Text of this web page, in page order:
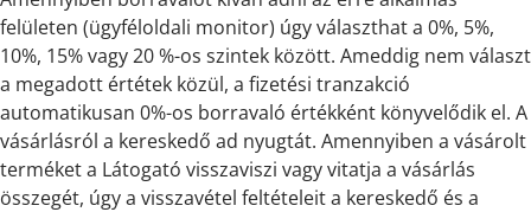
felületen (ügyféloldali monitor) úgy választhat a 0%, 5%,
10%, 15% vagy 20 %-os szintek között. Ameddig nem választ
a megadott értétek közül, a fizetési tranzakció
automatikusan 0%-os borravaló értékként könyvelődik el. A
vásárlásról a kereskedő ad nyugtát. Amennyiben a vásárolt
terméket a Látogató visszaviszi vagy vitatja a vásárlás
összegét, úgy a visszavétel feltételeit a kereskedő és a